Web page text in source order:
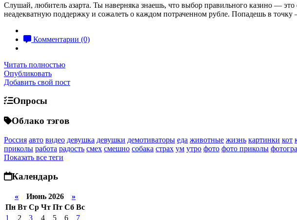
Слушай, любитель азарта. Ты наверняка знаешь, что выбор правильного казино —
неадекватную поддержку и сожалеть о каждом потраченном рубле. Попадешь в
Комментарии (0)
Читать полностью
Опубликовать
Добавить свой пост
Опросы
Облако тэгов
Россия авто видео девушка девушки демотиваторы еда животные жизнь картинки кот
приколы работа радость смех смешно собака страх ум утро фото фото приколы
Показать все теги
Календарь
« Июнь 2026 »
Пн Вт Ср Чт Пт Сб Вс
1
2 3 4 5 6 7